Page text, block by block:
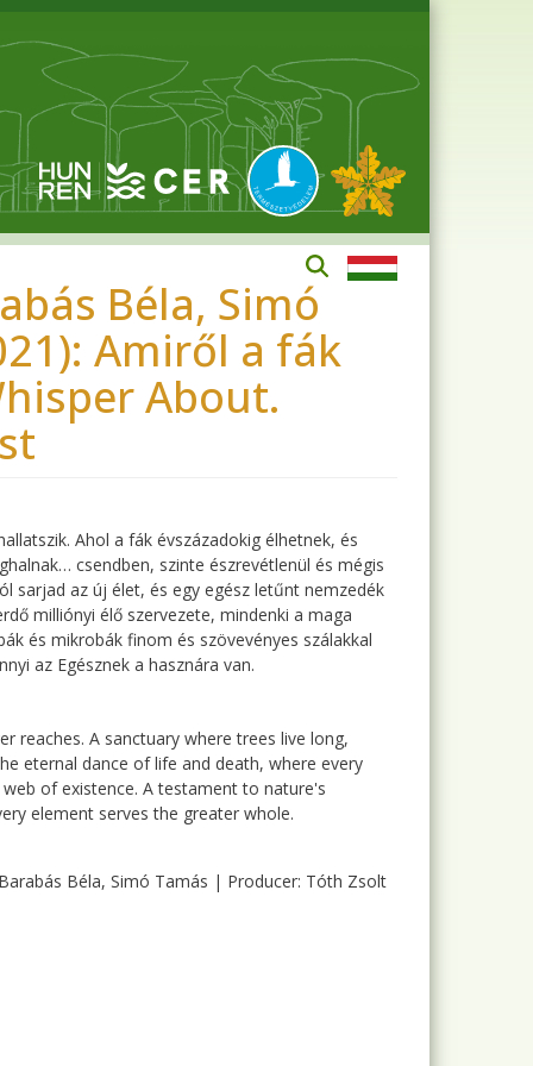
Béla, Simó
Amiről a fák
About.
Ahol a fák évszázadokig élhetnek, és
csendben, szinte észrevétlenül és mégis
sarjad az új élet, és egy egész letűnt nemzedék
milliónyi élő szervezete, mindenki a maga
és mikrobák finom és szövevényes szálakkal
az Egésznek a hasznára van.
reaches. A sanctuary where trees live long,
eternal dance of life and death, where every
of existence. A testament to nature's
element serves the greater whole.
Béla, Simó Tamás | Producer: Tóth Zsolt